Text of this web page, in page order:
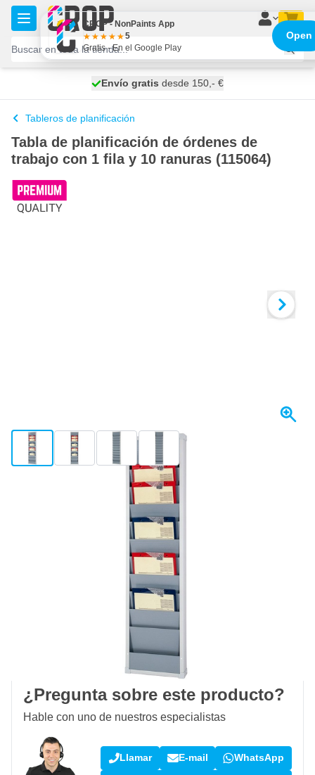
Ir al contenido
se envía hoy
Envío gratis desde 150,- €
100 días
Tableros de planificación
Tabla de planificación de órdenes de
trabajo con 1 fila y 10 ranuras (115064)
View larger imageView larger imageView larger imageView larger image
incl. IVA
Añadir al carrito
Haz tu pedido antes de las 23:59,
desde 150,- €
devoluciones & cambios
(792 críticas)
¿Pregunta sobre este producto?
Hable con uno de nuestros especialistas
Llamar E-mail WhatsApp
CROP - NonPaints App
5
Gratis - En el Google Play
Open